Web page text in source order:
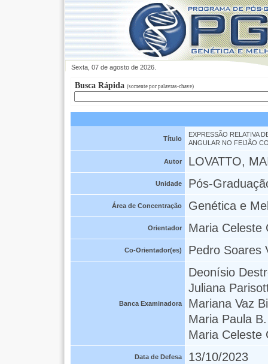
Sexta, 07 de agosto de 2026.
Busca Rápida (somente por palavras-chave)
Título
EXPRESSÃO RELATIVA
ANGULAR NO FEIJÃO
Autor LOVATTO,
Unidade Pós-
Área de Concentração Genética e
Orientador Maria Celeste
Co-Orientador(es) Pedro Soares
Banca Examinadora
Deonísio
Juliana
Mariana Vaz
Maria Paula
Maria Celeste
Data de Defesa 13/10/2023